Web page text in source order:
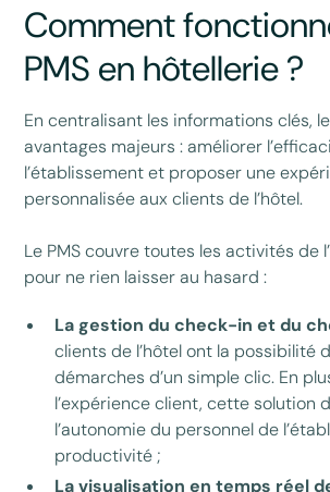
Comment
PMS en hôtellerie ?
En centralisant les informations clés,
avantages majeurs : améliorer
l’établissement et proposer une
personnalisée aux clients de l’hôtel.
Le PMS couvre toutes les activités de
pour ne rien laisser au hasard :
La gestion du check-in et du
clients de l’hôtel ont la possibilité
démarches d’un simple clic. En
l’expérience client, cette solution
l’autonomie du personnel de
productivité ;
La visualisation en temps réel